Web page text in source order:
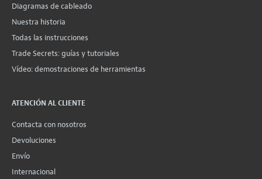
Diagramas de cableado
Nuestra historia
Todas las instrucciones
Trade Secrets: guías y tutoriales
Vídeo: demostraciones de herramientas
ATENCIÓN AL CLIENTE
Contacta con nosotros
Devoluciones
Envío
Internacional